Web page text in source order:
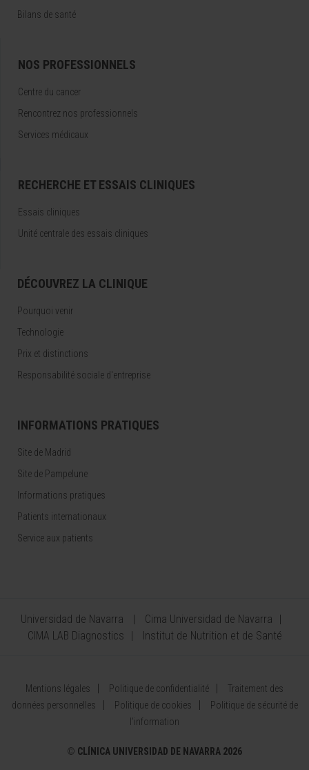
Bilans de santé
NOS PROFESSIONNELS
Centre du cancer
Rencontrez nos professionnels
Services médicaux
RECHERCHE ET ESSAIS CLINIQUES
Essais cliniques
Unité centrale des essais cliniques
DÉCOUVREZ LA CLINIQUE
Pourquoi venir
Technologie
Prix et distinctions
Responsabilité sociale d'entreprise
INFORMATIONS PRATIQUES
Site de Madrid
Site de Pampelune
Informations pratiques
Patients internationaux
Service aux patients
Universidad de Navarra
Cima Universidad de Navarra
CIMA LAB Diagnostics
Institut de Nutrition et de Santé
Mentions légales Politique de confidentialité
Traitement des
données personnelles
Politique de cookies
Politique de sécurité de
l’information
© CLÍNICA UNIVERSIDAD DE NAVARRA 2026